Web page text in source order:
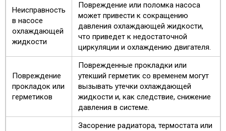
Неисправность
в насосе
охлаждающей
жидкости
Повреждение или поломка насоса
может привести к сокращению
давления охлаждающей жидкости,
что приведет к недостаточной
циркуляции и охлаждению двигателя.
Повреждение
прокладок или
герметиков
Поврежденные прокладки или
утекший герметик со временем могут
вызывать утечки охлаждающей
жидкости и, как следствие, снижение
давления в системе.
Засорение радиатора, термостата или